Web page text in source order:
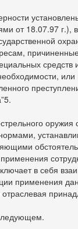
от 18.07.97
в себя
применения